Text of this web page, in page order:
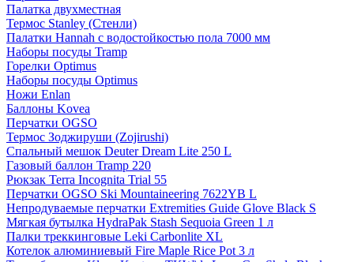
Палатка двухместная
Термос Stanley (Стенли)
Палатки Hannah с водостойкостью пола 7000 мм
Наборы посуды Tramp
Горелки Optimus
Наборы посуды Optimus
Ножи Enlan
Баллоны Kovea
Перчатки OGSO
Термос Зоджируши (Zojirushi)
Спальный мешок Deuter Dream Lite 250 L
Газовый баллон Tramp 220
Рюкзак Terra Incognita Trial 55
Перчатки OGSO Ski Mountaineering 7622YB L
Непродуваемые перчатки Extremities Guide Glove Black S
Мягкая бутылка HydraPak Stash Sequoia Green 1 л
Палки треккинговые Leki Carbonlite XL
Котелок алюминиевый Fire Maple Rice Pot 3 л